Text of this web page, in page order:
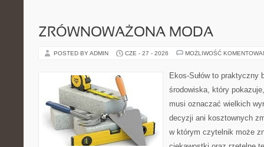
ZRÓWNOWAŻONA MODA
POSTED BY ADMIN CZE - 27 - 2026 MOŻLIWOŚĆ
Ekos-Sułów to praktyczny
środowiska, który
musi oznaczać wielkich
decyzji ani kosztownych
w którym czytelnik może